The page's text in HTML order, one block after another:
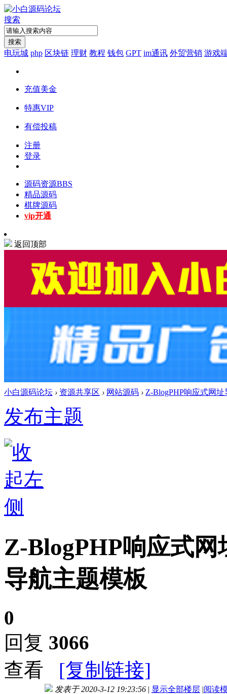
搜索
搜索
电玩城 php 区块链 理财 教程 钱包 GPT im通讯 外贸营销 游戏
充值美金
特惠VIP
有偿投稿
注册
登录
源码资源BBS
精品源码
棋牌源码
vip开通
返回顶部
小白源码论坛 › 资源共享区 › 网站源码 › Z-BlogPHP响应式网
发布主题
Z-BlogPHP响应式
导航主题模板
0
回复 3066
查看
[复制链接]
发表于 2020-3-12 19:23:56 | 显示全部楼层 |阅读